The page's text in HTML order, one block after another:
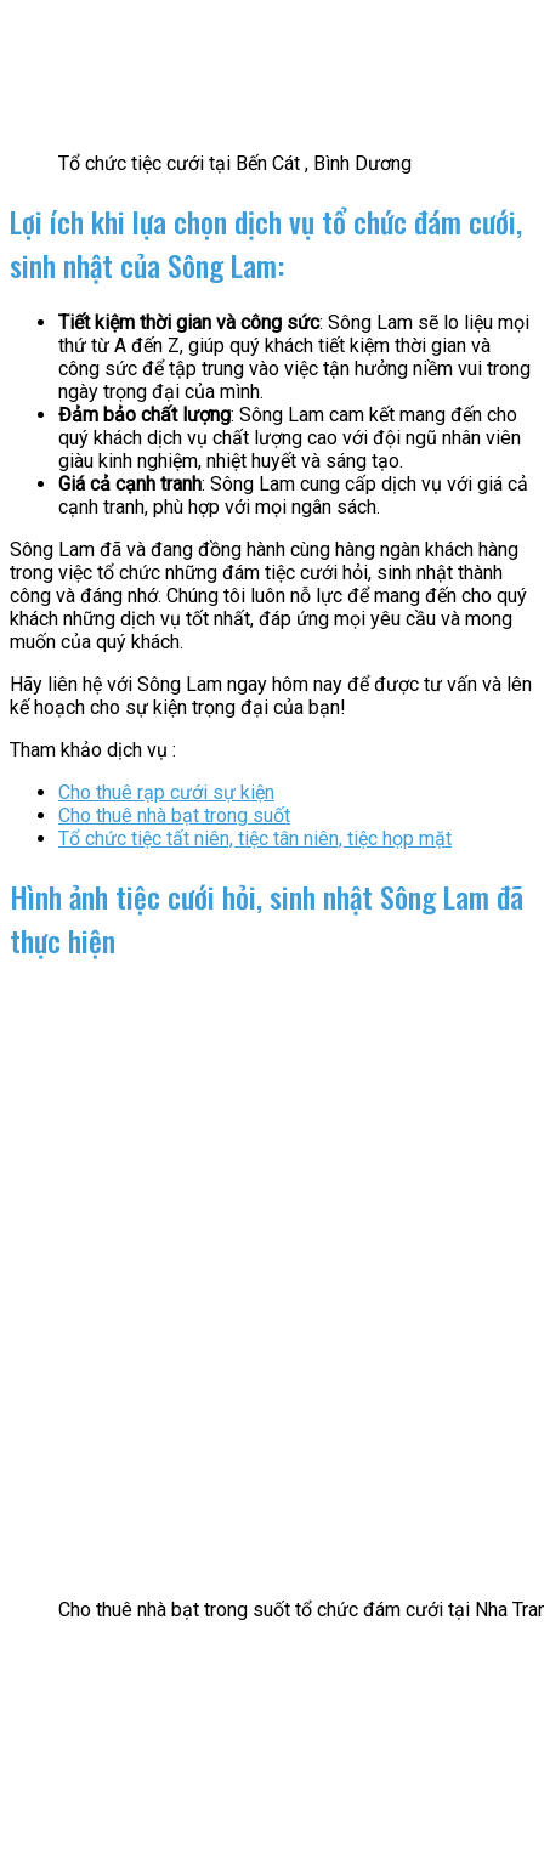
Tổ chức tiệc cưới tại Bến Cát , Bình Dương
Lợi ích khi lựa chọn dịch vụ tổ chức đám cưới,
sinh nhật của Sông Lam:
Tiết kiệm thời gian và công sức: Sông Lam sẽ lo liệu mọi
thứ từ A đến Z, giúp quý khách tiết kiệm thời gian và
công sức để tập trung vào việc tận hưởng niềm vui trong
ngày trọng đại của mình.
Đảm bảo chất lượng: Sông Lam cam kết mang đến cho
quý khách dịch vụ chất lượng cao với đội ngũ nhân viên
giàu kinh nghiệm, nhiệt huyết và sáng tạo.
Giá cả cạnh tranh: Sông Lam cung cấp dịch vụ với giá cả
cạnh tranh, phù hợp với mọi ngân sách.
Sông Lam đã và đang đồng hành cùng hàng ngàn khách hàng
trong việc tổ chức những đám tiệc cưới hỏi, sinh nhật thành
công và đáng nhớ. Chúng tôi luôn nỗ lực để mang đến cho quý
khách những dịch vụ tốt nhất, đáp ứng mọi yêu cầu và mong
muốn của quý khách.
Hãy liên hệ với Sông Lam ngay hôm nay để được tư vấn và lên
kế hoạch cho sự kiện trọng đại của bạn!
Tham khảo dịch vụ :
Cho thuê rạp cưới sự kiện
Cho thuê nhà bạt trong suốt
Tổ chức tiệc tất niên, tiệc tân niên, tiệc họp mặt
Hình ảnh tiệc cưới hỏi, sinh nhật Sông Lam đã
thực hiện
Cho thuê nhà bạt trong suốt tổ chức đám cưới tại Nha